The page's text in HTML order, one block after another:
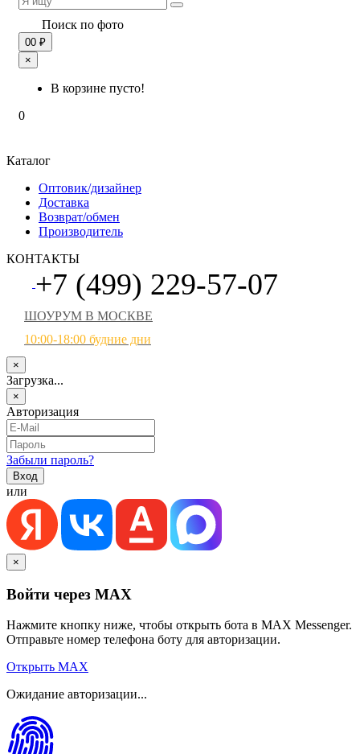
Поиск по фото
00 ₽
×
В корзине пусто!
0
Каталог
Оптовик/дизайнер
Доставка
Возврат/обмен
Производитель
КОНТАКТЫ
+7 (499) 229-57-07
ШОУРУМ В МОСКВЕ
10:00-18:00 будние дни
×
Загрузка...
×
Авторизация
Забыли пароль?
или
×
Войти через MAX
Нажмите кнопку ниже, чтобы открыть бота в MAX Messenger.
Отправьте номер телефона боту для авторизации.
Открыть MAX
Ожидание авторизации...